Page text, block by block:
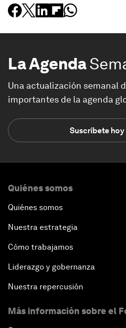
La Agenda
Una actualización semanal
importantes de la agenda
Suscríbete hoy
Quiénes somos
Quiénes somos
Nuestra estrategia
Cómo trabajamos
Liderazgo y gobernanza
Nuestra repercusión
Más información sobre el